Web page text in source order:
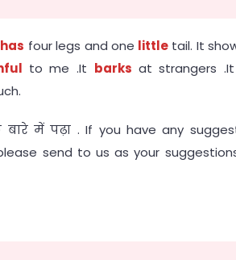
has four legs and one littletail. It
to me .It barks at strangers .It
में पढ़ा . If you have any
send to us as your